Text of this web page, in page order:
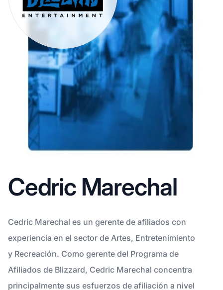
Cedric Marechal
Cedric Marechal es un gerente de afiliados con
experiencia en el sector de Artes, Entretenimiento
y Recreación. Como gerente del Programa de
Afiliados de Blizzard, Cedric Marechal concentra
principalmente sus esfuerzos de afiliación a nivel